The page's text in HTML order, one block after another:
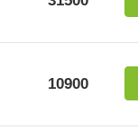
10900